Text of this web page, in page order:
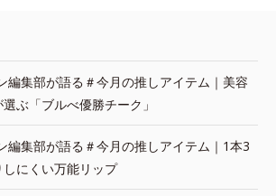
編集部が語る＃今月の推しアイテム｜美容
ぶ「ブルべ優勝チーク」
編集部が語る＃今月の推しアイテム｜1本3
にくい万能リップ